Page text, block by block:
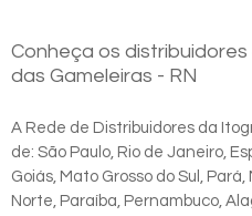
Conheça os
das Gameleiras - RN
A Rede de Distribuidores da
de: São Paulo, Rio de Janeiro,
Goiás, Mato Grosso do Sul,
Norte, Paraíba, Pernambuco,